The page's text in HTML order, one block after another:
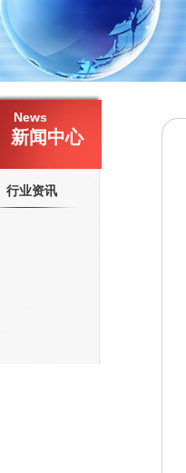
News
新闻中心
行业资讯